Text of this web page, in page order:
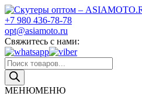
Skip
to
content
Скутеры оптом – ASIAMOTO.RU
Японские и китайские скутеры
+7 980 436-78-78
opt@asiamoto.ru
Свяжитесь с нами:
Поиск
товаров
МЕНЮМЕНЮ